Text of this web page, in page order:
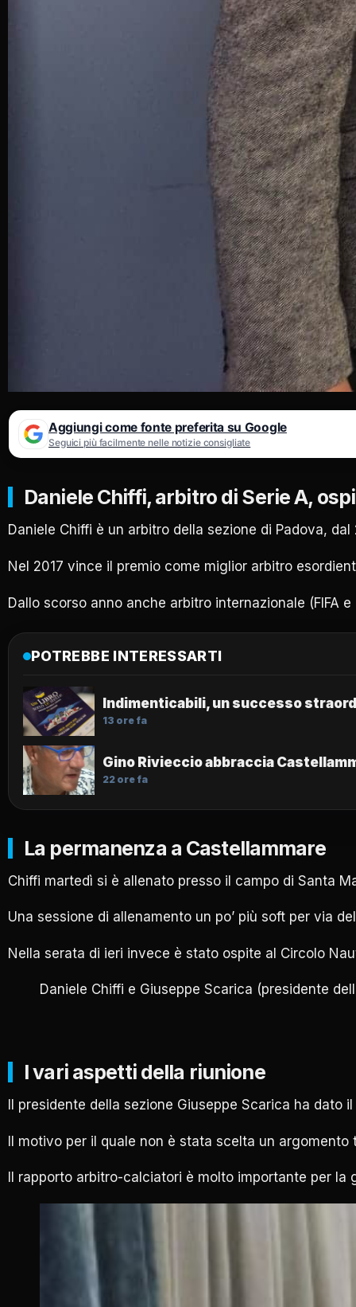
Aggiungi come fonte preferita su Google
Seguici più facilmente nelle notizie consigliate
Daniele Chiffi, arbitro di Serie A,
Daniele Chiffi è un arbitro della sezione di Padova,
Nel 2017 vince il premio come miglior arbitro
Dallo scorso anno anche arbitro internazionale (FIFA e
POTREBBE INTERESSARTI
Indimenticabili, un successo
13 ore fa
Gino Rivieccio abbraccia
22 ore fa
La permanenza a Castellammare
Chiffi martedì si è allenato presso il campo di Santa
Una sessione di allenamento un po’ più soft per via
Nella serata di ieri invece è stato ospite al Circolo
Daniele Chiffi e Giuseppe Scarica (presidente
I vari aspetti della riunione
Il presidente della sezione Giuseppe Scarica ha
Il motivo per il quale non è stata scelta un
Il rapporto arbitro-calciatori è molto importante per